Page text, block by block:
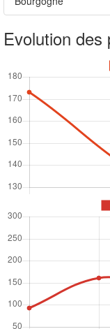
Evolution des